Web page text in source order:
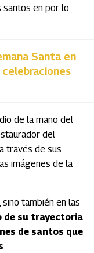
en por lo
Santa en
celebraciones
de la mano del
del
través de sus
imágenes de la
también en las
de su trayectoria
de santos que
.